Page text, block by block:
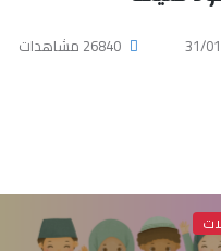
31/ 26840 مشاهدات